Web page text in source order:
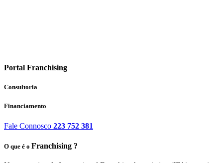
Portal Franchising
Consultoria
Financiamento
Fale Connosco 223 752 381
O que é o Franchising ?